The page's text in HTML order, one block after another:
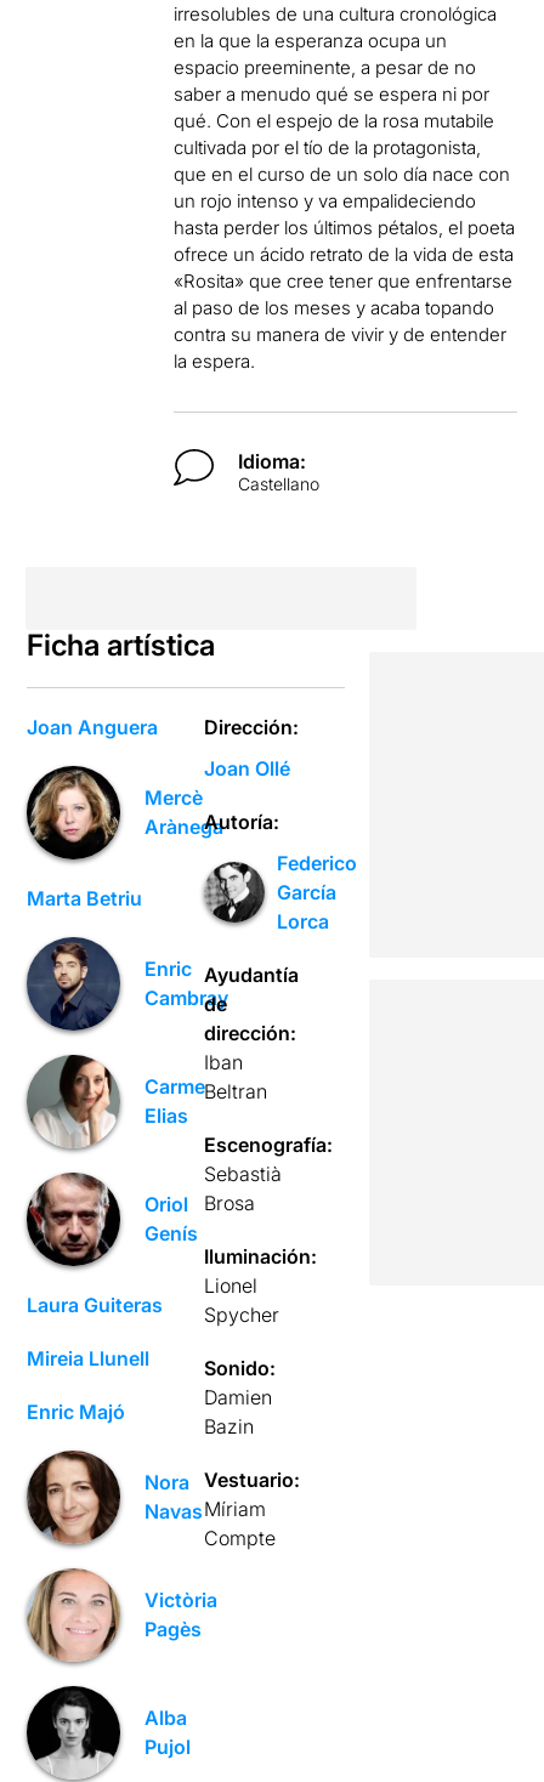
irresolubles de una cultura cronológica
en la que la esperanza ocupa un
espacio preeminente, a pesar de no
saber a menudo qué se espera ni por
qué. Con el espejo de la rosa mutabile
cultivada por el tío de la protagonista,
que en el curso de un solo día nace con
un rojo intenso y va empalideciendo
hasta perder los últimos pétalos, el poeta
ofrece un ácido retrato de la vida de esta
«Rosita» que cree tener que enfrentarse
al paso de los meses y acaba topando
contra su manera de vivir y de entender
la espera.
Idioma:
Castellano
Ficha artística
Joan Anguera
Mercè
Arànega
Marta Betriu
Enric
Cambray
Carme
Elias
Oriol
Genís
Laura Guiteras
Mireia Llunell
Enric Majó
Nora
Navas
Victòria
Pagès
Alba
Pujol
Dirección:
Joan Ollé
Autoría:
Federico
García
Lorca
Ayudantía
de
dirección:
Iban
Beltran
Escenografía:
Sebastià
Brosa
Iluminación:
Lionel
Spycher
Sonido:
Damien
Bazin
Vestuario:
Míriam
Compte